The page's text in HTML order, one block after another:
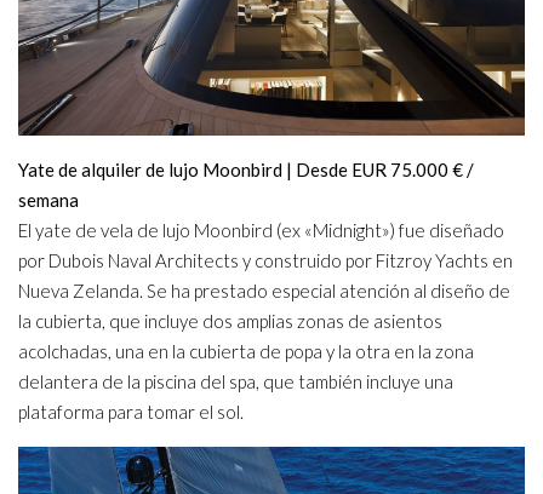
Yate de alquiler de lujo Moonbird | Desde EUR 75.000 € /
semana
El yate de vela de lujo Moonbird (ex «Midnight») fue diseñado
por Dubois Naval Architects y construido por Fitzroy Yachts en
Nueva Zelanda. Se ha prestado especial atención al diseño de
la cubierta, que incluye dos amplias zonas de asientos
acolchadas, una en la cubierta de popa y la otra en la zona
delantera de la piscina del spa, que también incluye una
plataforma para tomar el sol.